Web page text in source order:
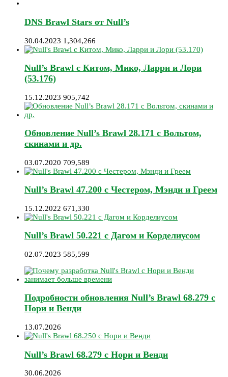
DNS Brawl Stars от Null’s
30.04.2023 1,304,266
Null’s Brawl с Китом, Мико, Ларри и Лори
(53.176)
15.12.2023 905,742
Обновление Null’s Brawl 28.171 с Вольтом,
скинами и др.
03.07.2020 709,589
Null’s Brawl 47.200 с Честером, Мэнди и Греем
15.12.2022 671,330
Null’s Brawl 50.221 с Дагом и Корделиусом
02.07.2023 585,599
Подробности обновления Null’s Brawl 68.279 с
Нори и Венди
13.07.2026
Null’s Brawl 68.279 с Нори и Венди
30.06.2026